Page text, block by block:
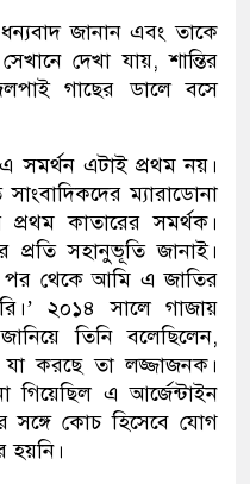
জানান এবং তাকে
দেখা যায়, শান্তির
গাছের ডালে বসে
এ সমর্থন এটাই প্রথম নয়।
ম্যারাডোনা
প্রথম কাতারের সমর্থক।
প্রতি সহানুভূতি জানাই।
পর থেকে আমি এ জাতির
২০১৪ সালে গাজায়
তিনি বলেছিলেন,
যা করছে তা লজ্জাজনক।
গিয়েছিল এ আর্জেন্টাইন
সঙ্গে কোচ হিসেবে যোগ
হয়নি।